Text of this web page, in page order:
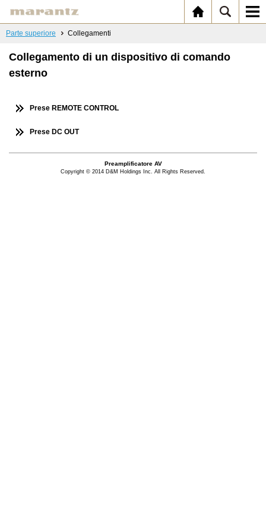
Parte superiore Collegamenti
Collegamento di un dispositivo di comando
esterno
Prese REMOTE CONTROL
Prese DC OUT
Preamplificatore AV
Copyright © 2014 D&M Holdings Inc. All Rights Reserved.